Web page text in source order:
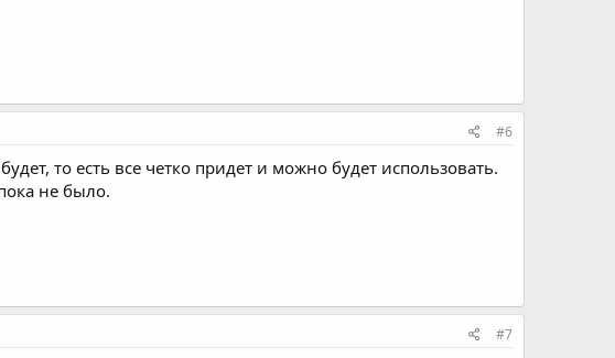
#6
то есть все четко придет и можно будет использовать.
не было.
#7